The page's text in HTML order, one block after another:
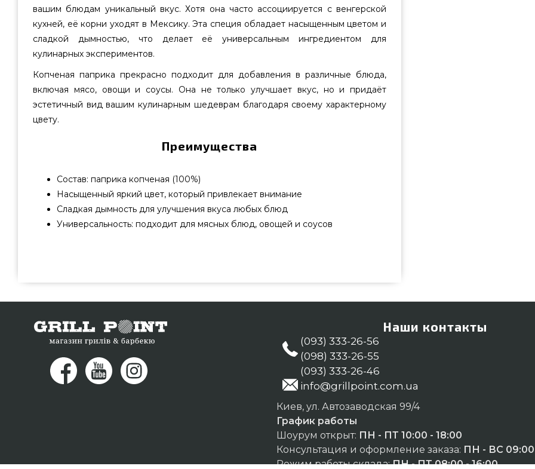
вашим блюдам уникальный вкус. Хотя она часто ассоциируется с венгерской
кухней, её корни уходят в Мексику. Эта специя обладает насыщенным цветом и
сладкой дымностью, что делает её универсальным ингредиентом для
кулинарных экспериментов.
Копченая паприка прекрасно подходит для добавления в различные блюда,
включая мясо, овощи и соусы. Она не только улучшает вкус, но и придаёт
эстетичный вид вашим кулинарным шедеврам благодаря своему характерному
цвету.
Преимущества
Состав: паприка копченая (100%)
Насыщенный яркий цвет, который привлекает внимание
Сладкая дымность для улучшения вкуса любых блюд
Универсальность: подходит для мясных блюд, овощей и соусов
Лучшие предложения на Специи в каталоге интернет магазина GrillPoint. Наберите
прямо сейчас нашим экспертам на любой номер (098) 333-26-55 и мы поможем
Наши контакты
(093) 333-26-56
(098) 333-26-55
(093) 333-26-46
info@grillpoint.com.ua
Киев, ул. Автозаводская 99/4
График работы
Шоурум открыт: ПН - ПТ 10:00 - 18:00
Консультация и оформление заказа: ПН - ВС 09:00
Режим работы склада:ПН - ПТ 08:00 - 16:00